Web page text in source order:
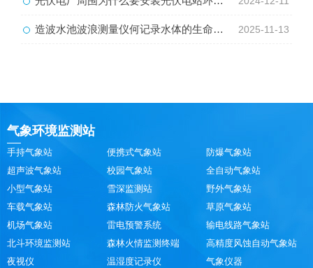
造波水池波浪测量仪何记录水体的生命律动？ 2025-11-13
气象环境监测站
手持气象站 便携式气象站
防爆气象站
超声波气象站
校园气象站
全自动气象站
小型气象站
雪深监测站
野外气象站
车载气象站
森林防火气象站
草原气象站
机场气象站
雷电预警系统
输电线路气象站
北斗环境监测站
森林火情监测终端
高精度风蚀自动气象站
夜视仪
温湿度记录仪 气象仪器